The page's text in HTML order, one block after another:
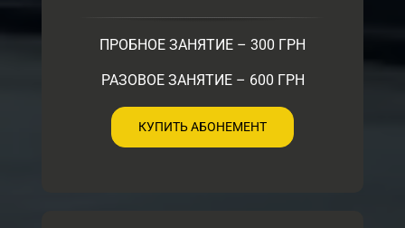
ПРОБНОЕ ЗАНЯТИЕ – 300 ГРН
РАЗОВОЕ ЗАНЯТИЕ – 600 ГРН
КУПИТЬ АБОНЕМЕНТ